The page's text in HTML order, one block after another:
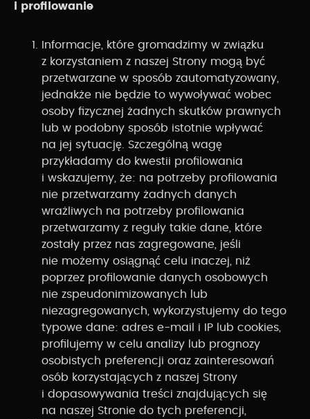
i profilowanie
Informacje, które gromadzimy w związku
z korzystaniem z naszej Strony mogą być
przetwarzane w sposób zautomatyzowany,
jednakże nie będzie to wywoływać wobec
osoby fizycznej żadnych skutków prawnych
lub w podobny sposób istotnie wpływać
na jej sytuację. Szczególną wagę
przykładamy do kwestii profilowania
i wskazujemy, że: na potrzeby profilowania
nie przetwarzamy żadnych danych
wrażliwych na potrzeby profilowania
przetwarzamy z reguły takie dane, które
zostały przez nas zagregowane, jeśli
nie możemy osiągnąć celu inaczej, niż
poprzez profilowanie danych osobowych
nie zspeudonimizowanych lub
niezagregowanych, wykorzystujemy do tego
typowe dane: adres e-mail i IP lub cookies,
profilujemy w celu analizy lub prognozy
osobistych preferencji oraz zainteresowań
osób korzystających z naszej Strony
i dopasowywania treści znajdujących się
na naszej Stronie do tych preferencji,